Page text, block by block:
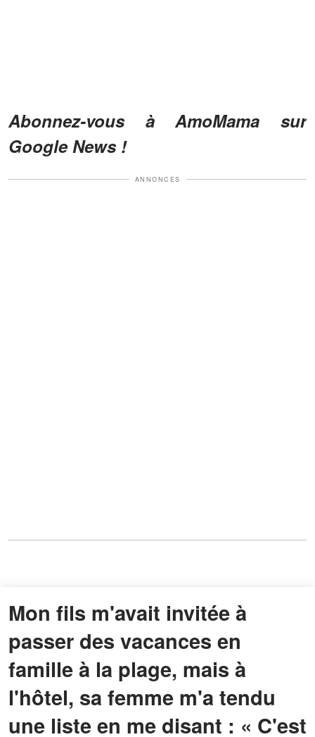
Abonnez-vous à AmoMama sur
Google News !
ANNONCES
Mon fils m'avait invitée à
passer des vacances en
famille à la plage, mais à
l'hôtel, sa femme m'a tendu
une liste en me disant : « C'est